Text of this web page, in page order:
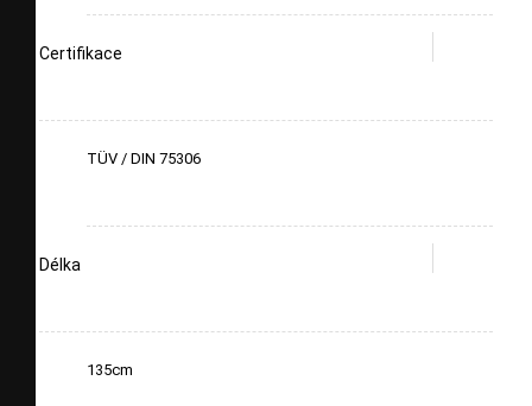
Certifikace
TÜV / DIN 75306
Délka
135cm